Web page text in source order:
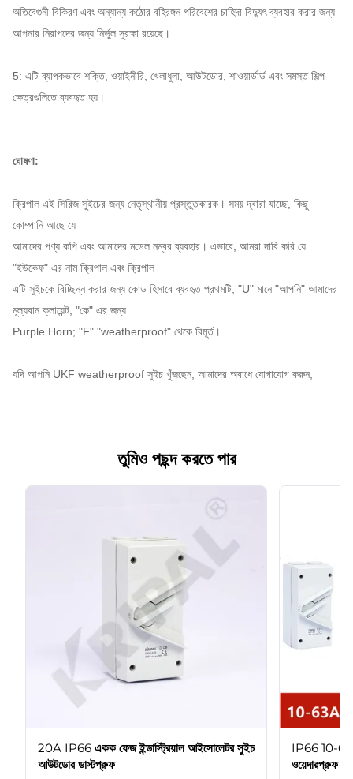
অতিবেগুনী বিকিরণ এবং অন্যান্য কঠোর বহিরঙ্গন পরিবেশের চাহিদা বিদ্যুৎ ব্যবহার করার জন্য
আপনার নিরাপদের জন্য নির্ভুল সুরক্ষা রয়েছে।
5: এটি ব্যাপকভাবে শক্তি, ওয়াইনীরি, খেলাধুলা, আউটডোর, শাওয়ার্ডার্ড এবং সমস্ত শিল্প
ক্ষেত্রগুলিতে ব্যবহৃত হয়।
ঘোষণা:
ক্রিপাল এই সিরিজ সুইচের জন্য নেতৃস্থানীয় প্রস্তুতকারক। সময় দ্বারা যাচ্ছে, কিছু
কোম্পানি আছে যে
আমাদের পণ্য কপি এবং আমাদের মডেল নম্বর ব্যবহার। এভাবে, আমরা দাবি করি যে
"ইউকেফ" এর নাম ক্রিপাল এবং ক্রিপাল
এটি সুইচকে বিচ্ছিন্ন করার জন্য কোড হিসাবে ব্যবহৃত প্রথমটি, "U" মানে "আপনি" আমাদের
মূল্যবান ক্লায়েন্ট, "কে" এর জন্য
Purple Horn; "F" "weatherproof" থেকে বিমূর্ত।
যদি আপনি UKF weatherproof সুইচ খুঁজছেন, আমাদের অবাধে যোগাযোগ করুন,
তুমিও পছন্দ করতে পার
20A IP66 একক ফেজ ইন্ডাস্ট্রিয়াল আইসোলেটর সুইচ
আউটডোর ডাস্টপ্রুফ
IP66 10-
ওয়েদারপ্রুফ